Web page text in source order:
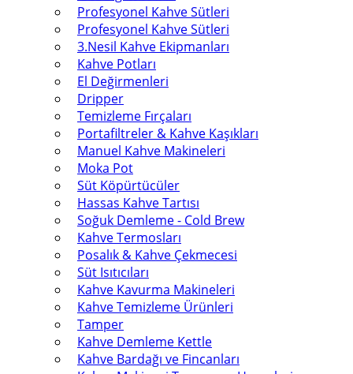
Profesyonel Kahve Sütleri
Profesyonel Kahve Sütleri
3.Nesil Kahve Ekipmanları
Kahve Potları
El Değirmenleri
Dripper
Temizleme Fırçaları
Portafiltreler & Kahve Kaşıkları
Manuel Kahve Makineleri
Moka Pot
Süt Köpürtücüler
Hassas Kahve Tartısı
Soğuk Demleme - Cold Brew
Kahve Termosları
Posalık & Kahve Çekmecesi
Süt Isıtıcıları
Kahve Kavurma Makineleri
Kahve Temizleme Ürünleri
Tamper
Kahve Demleme Kettle
Kahve Bardağı ve Fincanları